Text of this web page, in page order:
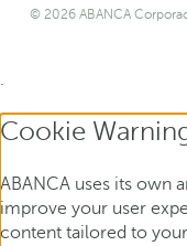
© 2026 ABANCA
.
Cookie
ABANCA uses its own
improve your user
content tailored to